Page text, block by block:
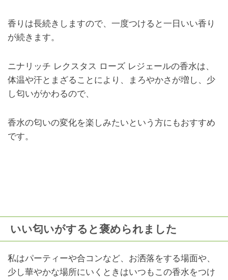
香りは長続きしますので、一度つけると一日いい香り
が続きます。
ニナリッチ レクスタス ローズ レジェールの香水は、
体温や汗とまざることにより、まろやかさが増し、少
し匂いがかわるので、
香水の匂いの変化を楽しみたいという方にもおすすめ
です。
いい匂いがすると褒められました
私はパーティーや合コンなど、お洒落をする場面や、
少し華やかな場所にいくときはいつもこの香水をつけ